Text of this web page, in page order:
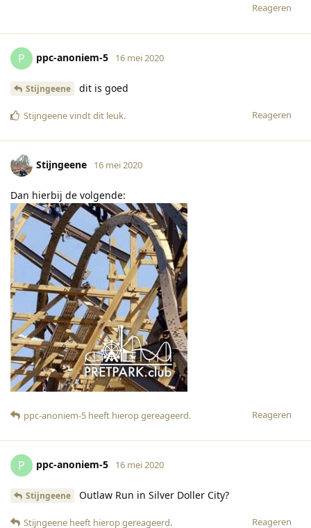
Reageren
P ppc-anoniem-5 16 mei 2020
Stijngeene dit is goed
Reageren
Stijngeenevindt dit leuk.
Stijngeene 16 mei 2020
Dan hierbij de volgende:
Reageren
ppc-anoniem-5 heeft hierop gereageerd.
P ppc-anoniem-5 16 mei 2020
Stijngeene Outlaw Run in Silver Doller City?
Reageren
Stijngeene heeft hierop gereageerd.